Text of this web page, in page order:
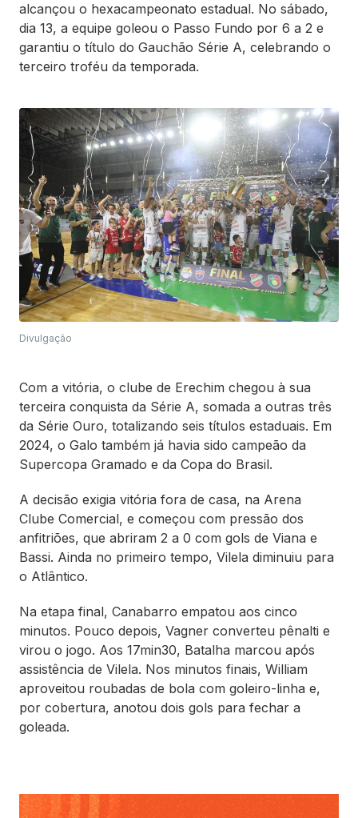
alcançou o hexacampeonato estadual. No sábado,
dia 13, a equipe goleou o Passo Fundo por 6 a 2 e
garantiu o título do Gauchão Série A, celebrando o
terceiro troféu da temporada.
Divulgação
Com a vitória, o clube de Erechim chegou à sua
terceira conquista da Série A, somada a outras três
da Série Ouro, totalizando seis títulos estaduais. Em
2024, o Galo também já havia sido campeão da
Supercopa Gramado e da Copa do Brasil.
A decisão exigia vitória fora de casa, na Arena
Clube Comercial, e começou com pressão dos
anfitriões, que abriram 2 a 0 com gols de Viana e
Bassi. Ainda no primeiro tempo, Vilela diminuiu para
o Atlântico.
Na etapa final, Canabarro empatou aos cinco
minutos. Pouco depois, Vagner converteu pênalti e
virou o jogo. Aos 17min30, Batalha marcou após
assistência de Vilela. Nos minutos finais, William
aproveitou roubadas de bola com goleiro-linha e,
por cobertura, anotou dois gols para fechar a
goleada.